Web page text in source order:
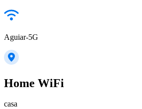
Aguiar-5G
Home WiFi
casa